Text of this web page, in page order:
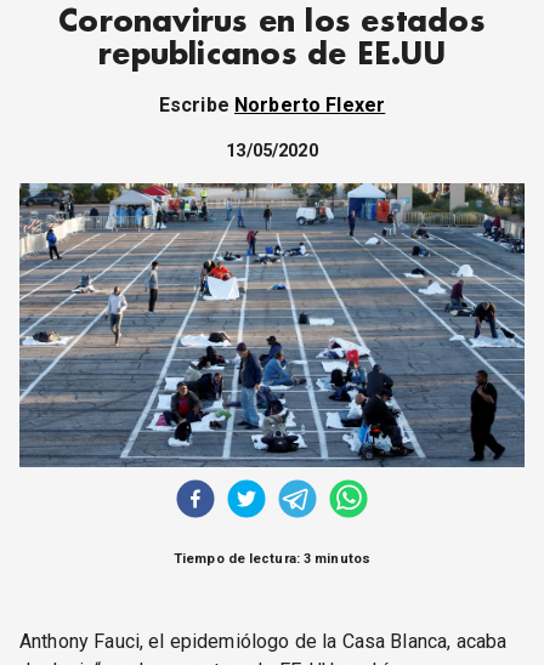
INTERNACIONALES
MOVIMIENTO OBRERO
ECONOMÍA
SOCIEDAD Y CULTURA
JUVENTUD
CORREO DE LECTORES
DEBATE
ARCHIVO
DECLARACIONES
OPINIÓN
ALTAMIRA RESPONDE
Política Obrera Revista
CONTACTO
Coronavirus en los estados
republicanos de EE.UU
Escribe Norberto Flexer
13/05/2020
Tiempo de lectura: 3 minutos
Anthony Fauci, el epidemiólogo de la Casa Blanca, acaba